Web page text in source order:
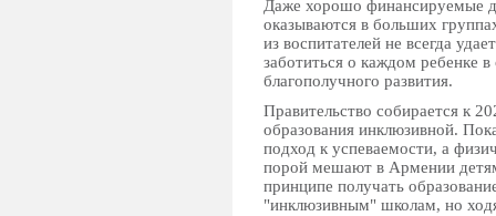
Даже хорошо финансируемые
оказываются в больших
из воспитателей не всегда
заботиться о каждом ребенке
благополучного развития.
Правительство собирается к
образования инклюзивной.
подход к успеваемости, а
порой мешают в Армении
принципе получать
"инклюзивным" школам, но